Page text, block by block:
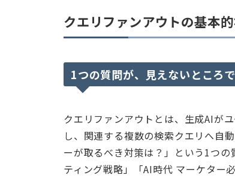
クエリファンアウトの基本
1つの質問が、見えないところ
クエリファンアウトとは、生成AIが
し、関連する複数の検索クエリへ自
ーが取るべき対策は？」という1つ
ティング戦略」「AI時代 マーケター